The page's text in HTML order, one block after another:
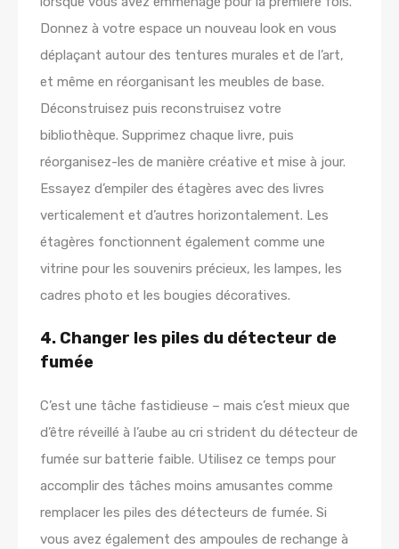
Donnez à votre espace un nouveau look en vous
déplaçant autour des tentures murales et de l’art,
et même en réorganisant les meubles de base.
Déconstruisez puis reconstruisez votre
bibliothèque. Supprimez chaque livre, puis
réorganisez-les de manière créative et mise à jour.
Essayez d’empiler des étagères avec des livres
verticalement et d’autres horizontalement. Les
étagères fonctionnent également comme une
vitrine pour les souvenirs précieux, les lampes, les
cadres photo et les bougies décoratives.
4. Changer les piles du détecteur de
fumée
C’est une tâche fastidieuse – mais c’est mieux que
d’être réveillé à l’aube au cri strident du détecteur de
fumée sur batterie faible. Utilisez ce temps pour
accomplir des tâches moins amusantes comme
remplacer les piles des détecteurs de fumée. Si
vous avez également des ampoules de rechange à